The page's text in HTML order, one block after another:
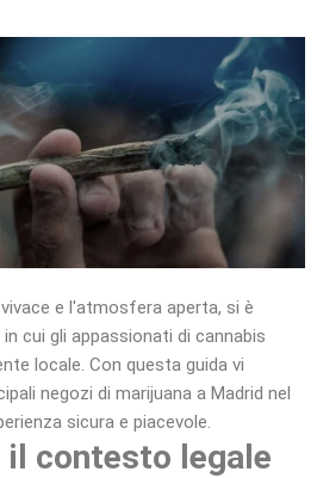
e l'atmosfera aperta, si è
cui gli appassionati di cannabis
locale. Con questa guida vi
negozi di marijuana a Madrid nel
sicura e piacevole.
il contesto legale